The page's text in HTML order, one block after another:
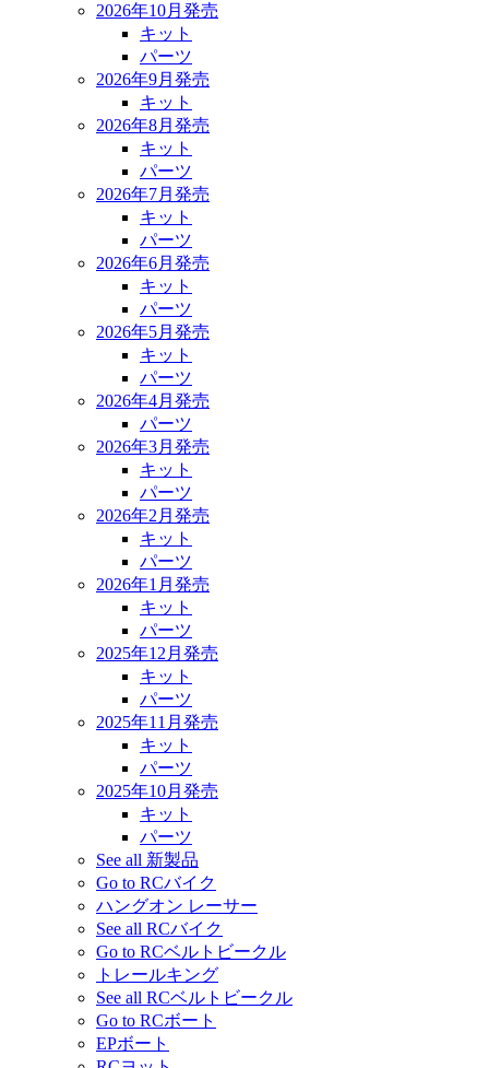
2026年10月発売
キット
パーツ
2026年9月発売
キット
2026年8月発売
キット
パーツ
2026年7月発売
キット
パーツ
2026年6月発売
キット
パーツ
2026年5月発売
キット
パーツ
2026年4月発売
パーツ
2026年3月発売
キット
パーツ
2026年2月発売
キット
パーツ
2026年1月発売
キット
パーツ
2025年12月発売
キット
パーツ
2025年11月発売
キット
パーツ
2025年10月発売
キット
パーツ
See all 新製品
Go to RCバイク
ハングオン レーサー
See all RCバイク
Go to RCベルトビークル
トレールキング
See all RCベルトビークル
Go to RCボート
EPボート